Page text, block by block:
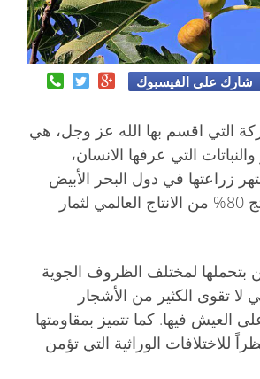
شارك على الفيسبوك
التي اقسم بها الله عز وجل، هي
التي عرفها الانسان،
زراعتها في دول البحر الأبيض
المتوسط حيث تنتج 80% من الانتاج العالمي لثمار
بتحملها لمختلف الظروف الجوية
لا تقوى الكثير من الأشجار
العيش فيها. كما تتميز بمقاومتها
للاختلافات الوراثية التي تؤمن